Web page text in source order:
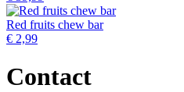
Red fruits chew bar
€ 2,99
Contact